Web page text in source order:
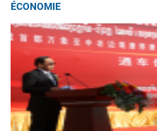
ÉCONOMIE